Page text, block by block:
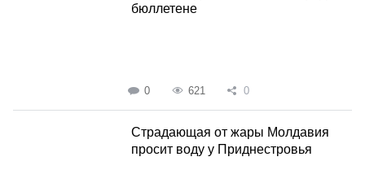
бюллетене
0 621 0
Страдающая от жары Молдавия
просит воду у Приднестровья